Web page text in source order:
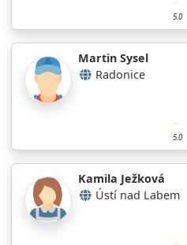
5.0
Martin Sysel
Radonice
5.0
Kamila Ježková
Ústí nad Labem